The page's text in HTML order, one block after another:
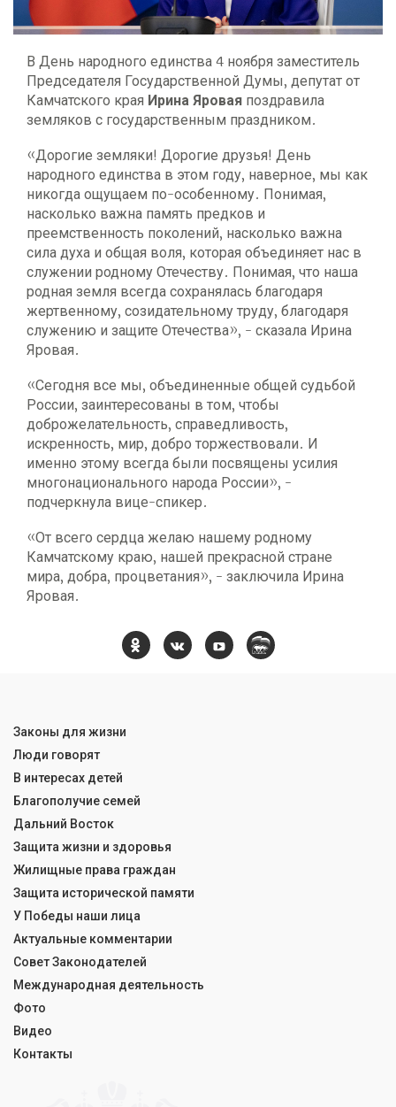
В День народного единства 4 ноября заместитель
Председателя Государственной Думы, депутат от
Камчатского края Ирина Яровая поздравила
земляков с государственным праздником.
«Дорогие земляки! Дорогие друзья! День
народного единства в этом году, наверное, мы как
никогда ощущаем по-особенному. Понимая,
насколько важна память предков и
преемственность поколений, насколько важна
сила духа и общая воля, которая объединяет нас в
служении родному Отечеству. Понимая, что наша
родная земля всегда сохранялась благодаря
жертвенному, созидательному труду, благодаря
служению и защите Отечества», - сказала Ирина
Яровая.
«Сегодня все мы, объединенные общей судьбой
России, заинтересованы в том, чтобы
доброжелательность, справедливость,
искренность, мир, добро торжествовали. И
именно этому всегда были посвящены усилия
многонационального народа России», -
подчеркнула вице-спикер.
«От всего сердца желаю нашему родному
Камчатскому краю, нашей прекрасной стране
мира, добра, процветания», - заключила Ирина
Яровая.
Законы для жизни
Люди говорят
В интересах детей
Благополучие семей
Дальний Восток
Защита жизни и здоровья
Жилищные права граждан
Защита исторической памяти
У Победы наши лица
Актуальные комментарии
Совет Законодателей
Международная деятельность
Фото
Видео
Контакты